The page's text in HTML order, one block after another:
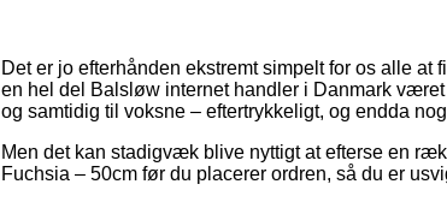
Det er jo efterhånden ekstremt simpelt for os alle
en hel del Balsløw internet handler i Danmark
og samtidig til voksne – eftertrykkeligt, og endda
Men det kan stadigvæk blive nyttigt at efterse en
Fuchsia – 50cm før du placerer ordren, så du er